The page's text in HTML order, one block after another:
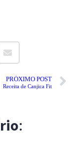
PRÓXIMO POST
Receita de Canjica Fit
: